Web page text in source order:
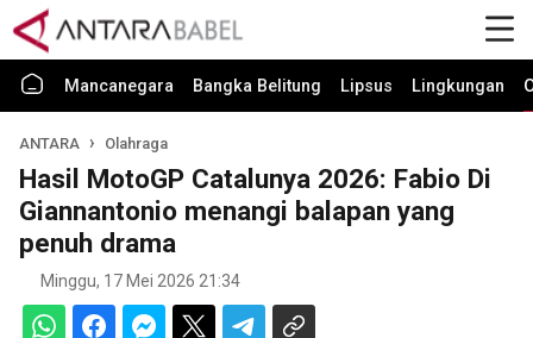
Mancanegara Bangka Belitung Lipsus Lingkungan
ANTARA Olahraga
Hasil MotoGP Catalunya 2026: Fabio Di
Giannantonio menangi balapan yang
penuh drama
Minggu, 17 Mei 2026 21:34